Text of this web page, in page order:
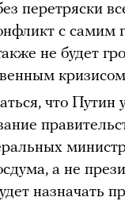
перетряски
с самим
не будет
что
а не
назначать